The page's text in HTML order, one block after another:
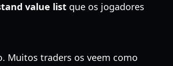
value list que os jogadores
Muitos traders os veem como